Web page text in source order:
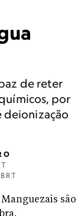
de reter
por
deionização